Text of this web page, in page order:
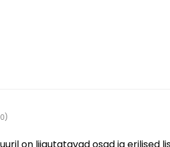
on liigutatavad osad ja erilised